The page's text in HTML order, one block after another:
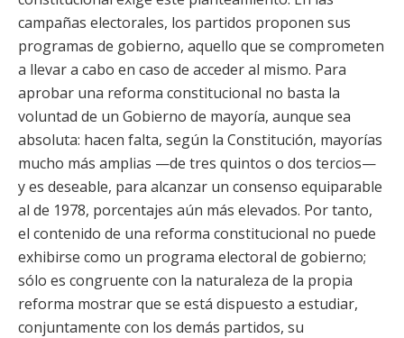
campañas electorales, los partidos proponen sus
programas de gobierno, aquello que se comprometen
a llevar a cabo en caso de acceder al mismo. Para
aprobar una reforma constitucional no basta la
voluntad de un Gobierno de mayoría, aunque sea
absoluta: hacen falta, según la Constitución, mayorías
mucho más amplias —de tres quintos o dos tercios—
y es deseable, para alcanzar un consenso equiparable
al de 1978, porcentajes aún más elevados. Por tanto,
el contenido de una reforma constitucional no puede
exhibirse como un programa electoral de gobierno;
sólo es congruente con la naturaleza de la propia
reforma mostrar que se está dispuesto a estudiar,
conjuntamente con los demás partidos, su